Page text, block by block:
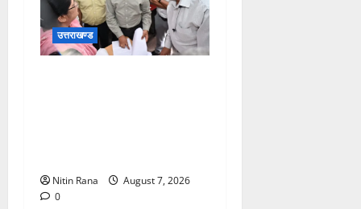
उत्तराखण्ड
Nitin Rana
August 7, 2026
0